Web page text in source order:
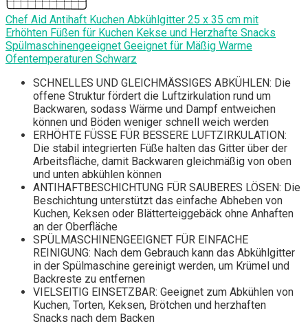
Chef Aid Antihaft Kuchen Abkühlgitter 25 x 35 cm mit
Erhöhten Füßen für Kuchen Kekse und Herzhafte Snacks
Spülmaschinengeeignet Geeignet für Mäßig Warme
Ofentemperaturen Schwarz
SCHNELLES UND GLEICHMÄSSIGES ABKÜHLEN: Die
offene Struktur fördert die Luftzirkulation rund um
Backwaren, sodass Wärme und Dampf entweichen
können und Böden weniger schnell weich werden
ERHÖHTE FÜSSE FÜR BESSERE LUFTZIRKULATION:
Die stabil integrierten Füße halten das Gitter über der
Arbeitsfläche, damit Backwaren gleichmäßig von oben
und unten abkühlen können
ANTIHAFTBESCHICHTUNG FÜR SAUBERES LÖSEN: Die
Beschichtung unterstützt das einfache Abheben von
Kuchen, Keksen oder Blätterteiggebäck ohne Anhaften
an der Oberfläche
SPÜLMASCHINENGEEIGNET FÜR EINFACHE
REINIGUNG: Nach dem Gebrauch kann das Abkühlgitter
in der Spülmaschine gereinigt werden, um Krümel und
Backreste zu entfernen
VIELSEITIG EINSETZBAR: Geeignet zum Abkühlen von
Kuchen, Torten, Keksen, Brötchen und herzhaften
Snacks nach dem Backen